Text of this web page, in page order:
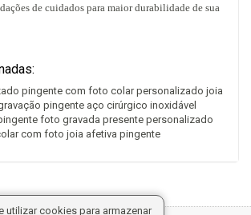
de cuidados para maior durabilidade de sua
pingente com foto colar personalizado joia
pingente aço cirúrgico inoxidável
foto gravada presente personalizado
com foto joia afetiva pingente
utilizar cookies para armazenar